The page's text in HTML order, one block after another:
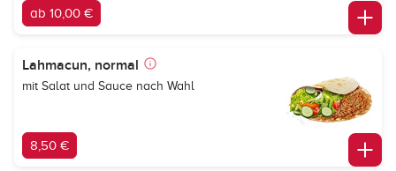
ab 10,00 €
Lahmacun, normal
mit Salat und Sauce nach Wahl
8,50 €